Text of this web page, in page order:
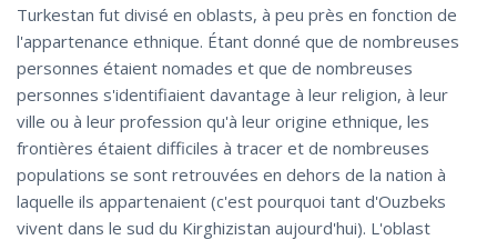
Turkestan fut divisé en oblasts, à peu près en fonction de
l'appartenance ethnique. Étant donné que de nombreuses
personnes étaient nomades et que de nombreuses
personnes s'identifiaient davantage à leur religion, à leur
ville ou à leur profession qu'à leur origine ethnique, les
frontières étaient difficiles à tracer et de nombreuses
populations se sont retrouvées en dehors de la nation à
laquelle ils appartenaient (c'est pourquoi tant d'Ouzbeks
vivent dans le sud du Kirghizistan aujourd'hui). L'oblast